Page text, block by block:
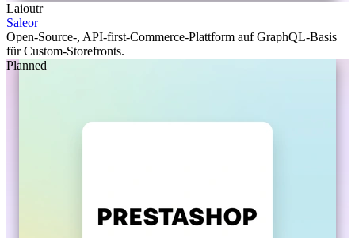
Laioutr
Saleor
Open-Source-, API-first-Commerce-Plattform auf GraphQL-Basis
für Custom-Storefronts.
Planned